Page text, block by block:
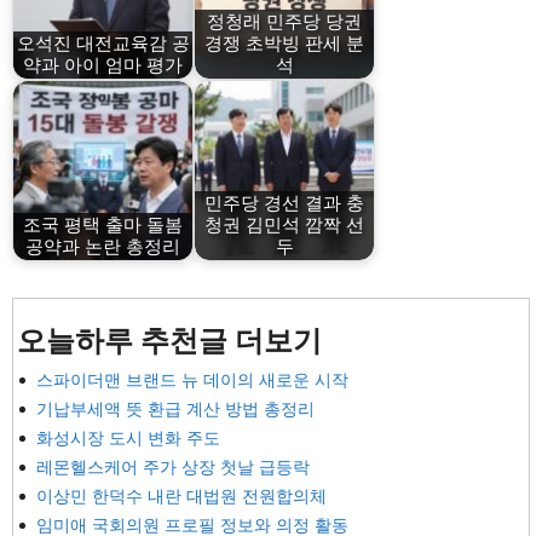
오석진 대전교육감 공
약과 아이 엄마 평가
정청래 민주당 당권
경쟁 초박빙 판세 분
석
조국 평택 출마 돌봄
공약과 논란 총정리
민주당 경선 결과 충
청권 김민석 깜짝 선
두
오늘하루 추천글 더보기
스파이더맨 브랜드 뉴 데이의 새로운 시작
기납부세액 뜻 환급 계산 방법 총정리
화성시장 도시 변화 주도
레몬헬스케어 주가 상장 첫날 급등락
이상민 한덕수 내란 대법원 전원합의체
임미애 국회의원 프로필 정보와 의정 활동